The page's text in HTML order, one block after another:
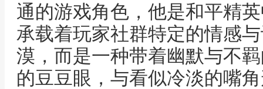
通的游戏角色，他是和平精
承载着玩家社群特定的情感
漠，而是一种带着幽默与不
的豆豆眼，与看似冷淡的嘴